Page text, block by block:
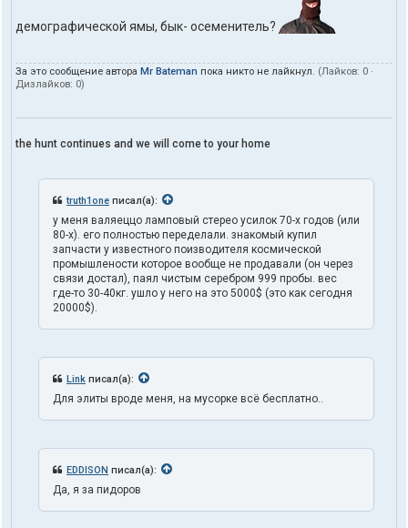
демографической ямы, бык- осеменитель?
За это сообщение автора Mr Bateman пока никто не лайкнул. (Лайков: 0 ·
Дизлайков: 0)
the hunt continues and we will come to your home
truth1one писал(а):
у меня валяеццо ламповый стерео усилок 70-х годов (или
80-х). его полностью переделали. знакомый купил
запчасти у известного поизводителя космической
промышлености которое вообще не продавали (он через
связи достал), паял чистым серебром 999 пробы. вес
где-то 30-40кг. ушло у него на это 5000$ (это как сегодня
20000$).
Link писал(а):
Для элиты вроде меня, на мусорке всё бесплатно..
EDDISON писал(а):
Да, я за пидоров